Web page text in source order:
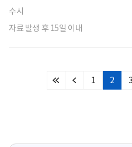
수시
자료 발생 후 15일 이내
처
이
1 2 3